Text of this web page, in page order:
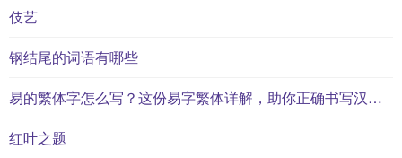
伎艺
钢结尾的词语有哪些
易的繁体字怎么写？这份易字繁体详解，助你正确书写汉字_汉字繁体学习
红叶之题